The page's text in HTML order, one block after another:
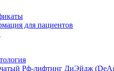
для пациентов
Рф-лифтинг ДиЭйдж